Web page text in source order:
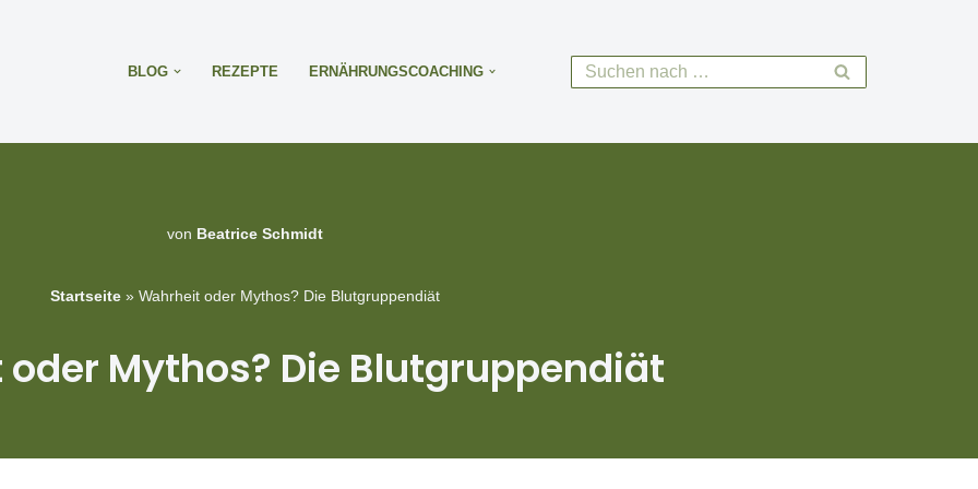
BLOG REZEPTE ERNÄHRUNGSCOACHING
von Beatrice Schmidt
Startseite» Wahrheit oder Mythos? Die Blutgruppendiät
Mythos? Die Blutgruppendiät